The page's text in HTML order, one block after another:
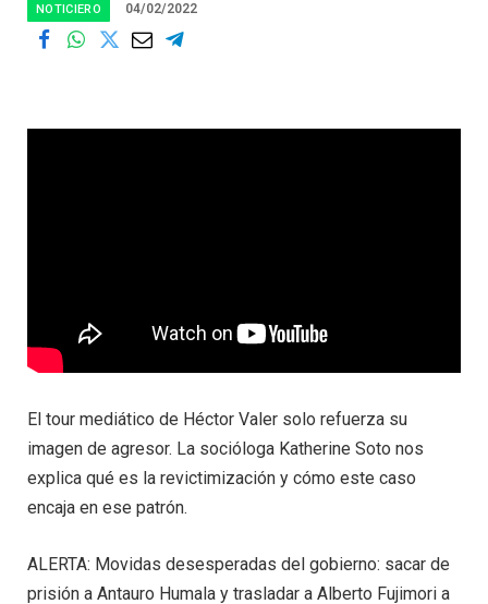
NOTICIERO 04/02/2022
El tour mediático de Héctor Valer solo refuerza su
imagen de agresor. La socióloga Katherine Soto nos
explica qué es la revictimización y cómo este caso
encaja en ese patrón.
ALERTA: Movidas desesperadas del gobierno: sacar de
prisión a Antauro Humala y trasladar a Alberto Fujimori a